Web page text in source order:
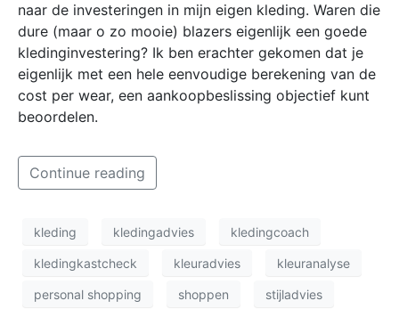
naar de investeringen in mijn eigen kleding. Waren die
dure (maar o zo mooie) blazers eigenlijk een goede
kledinginvestering? Ik ben erachter gekomen dat je
eigenlijk met een hele eenvoudige berekening van de
cost per wear, een aankoopbeslissing objectief kunt
beoordelen.
Continue reading
kleding kledingadvies kledingcoach
kledingkastcheck kleuradvies kleuranalyse
personal shopping shoppen stijladvies